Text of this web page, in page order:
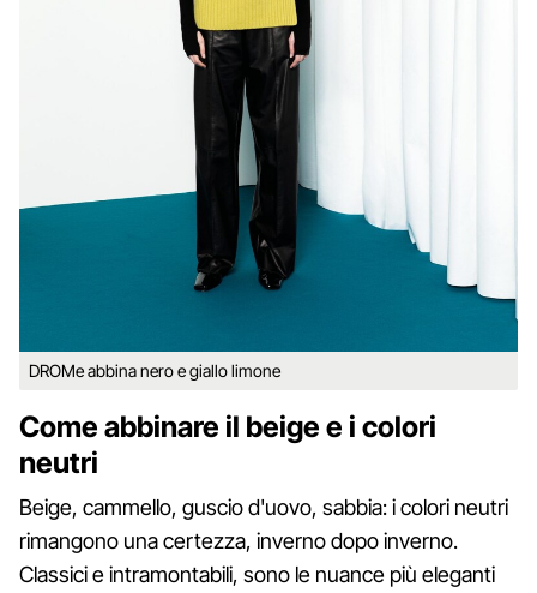
DROMe abbina nero e giallo limone
Come abbinare il beige e i colori
neutri
Beige, cammello, guscio d'uovo, sabbia: i colori neutri
rimangono una certezza, inverno dopo inverno.
Classici e intramontabili, sono le nuance più eleganti